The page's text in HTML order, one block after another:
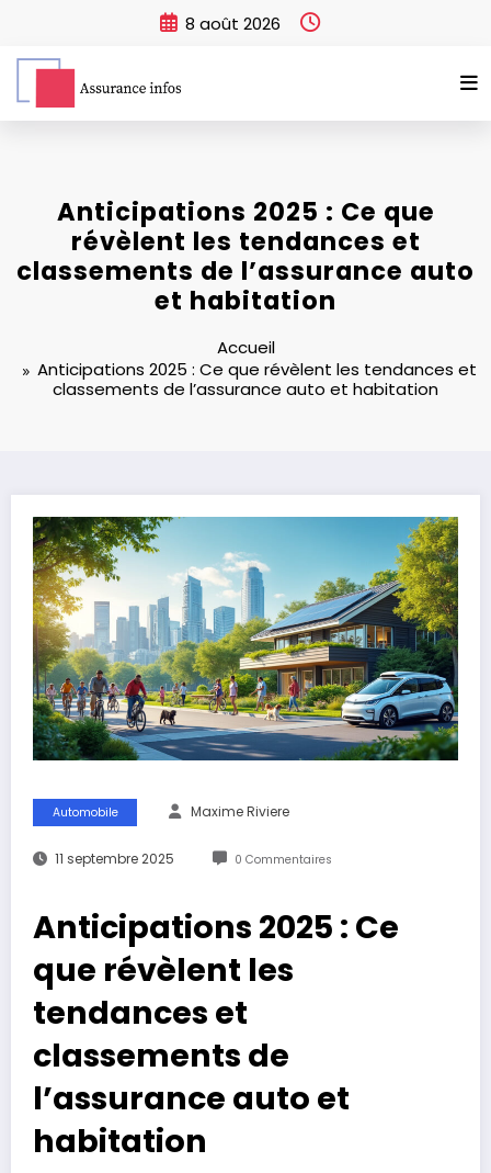
8 août 2026
Anticipations 2025 : Ce que
révèlent les tendances et
classements de l’assurance auto
et habitation
Accueil
Anticipations 2025 : Ce que révèlent les tendances et
classements de l’assurance auto et habitation
Automobile Maxime Riviere
11 septembre 2025 0 Commentaires
Anticipations 2025 : Ce
que révèlent les
tendances et
classements de
l’assurance auto et
habitation